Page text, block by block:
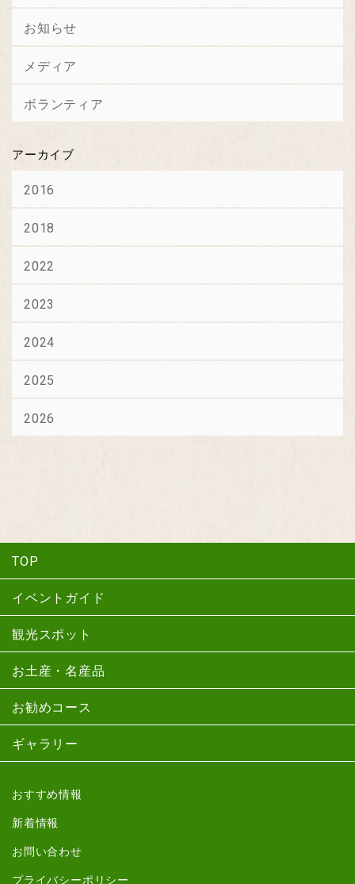
お知らせ
メディア
ボランティア
アーカイブ
2016
2018
2022
2023
2024
2025
2026
TOP
イベントガイド
観光スポット
お土産・名産品
お勧めコース
ギャラリー
おすすめ情報
新着情報
お問い合わせ
プライバシーポリシー